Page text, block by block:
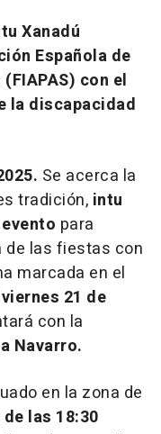
Xanadú
Española de
con el
la discapacidad
Se acerca la
tradición, intu
para
de las fiestas con
marcada en el
viernes 21 de
con la
Navarro.
en la zona de
las 18:30